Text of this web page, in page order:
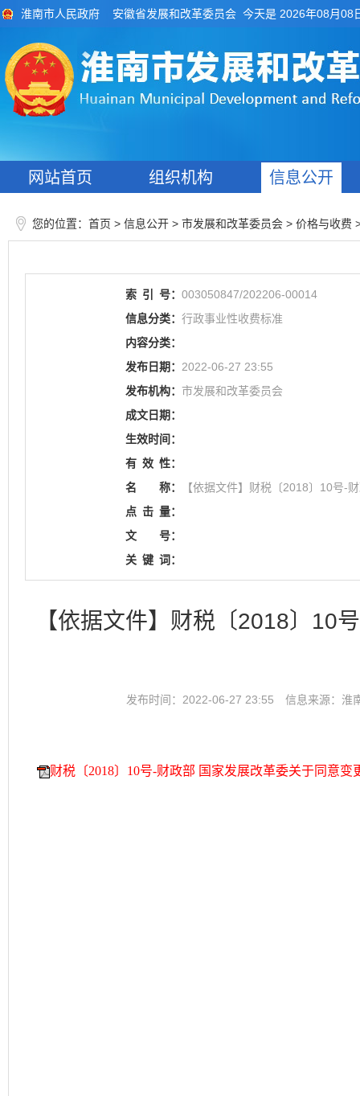
淮南市人民政府 安徽省发展和改革委员会 今天是 2026年08月08
网站首页 组织机构 信息公开
您的位置： 首页 > 信息公开 > 市发展和改革委员会 > 价格与收费
索 引 号： 003050847/202206-00014
信息分类： 行政事业性收费标准
内容分类：
发布日期： 2022-06-27 23:55
发布机构： 市发展和改革委员会
成文日期：
生效时间：
有 效 性：
名
称：
【依据文件】财税〔2018〕10号-
点 击 量：
文
号：
关 键 词：
【依据文件】财税〔2018〕10
发布时间：2022-06-27 23:55 信息来源：淮
财税〔2018〕10号-财政部 国家发展改革委关于同意